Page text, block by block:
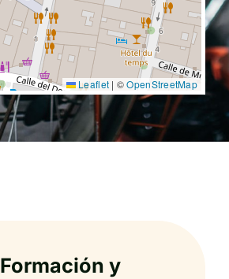
Leaflet | ©OpenStreetMap
Formación y